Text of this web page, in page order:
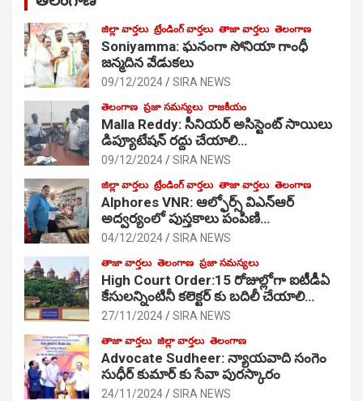
జిల్లా వార్తలు ట్రేండింగ్ వార్తలు తాజా వార్తలు తెలంగాణ
Soniyamma: ఘ‌నంగా సోనియా గాంధీ
జ‌న్మ‌దిన వేడుక‌లు
09/12/2024 SIRA NEWS
తెలంగాణ ప్రజా సమస్యలు రాజకీయం
Malla Reddy: సీనియర్ అసిస్టెంట్ సాయిలు
డిప్యూటేషన్ రద్దు చేయాలి…
09/12/2024 SIRA NEWS
జిల్లా వార్తలు ట్రేండింగ్ వార్తలు తాజా వార్తలు తెలంగాణ
Alphores VNR: ఆల్ఫోర్స్ విఎన్ఆర్
అద్వర్యంలో పుస్తకాలు పంపిణి…
04/12/2024 SIRA NEWS
తాజా వార్తలు తెలంగాణ ప్రజా సమస్యలు
High Court Order:15 రోజుల్లోగా ఐటీడీఏ
కేసులన్నింటినీ కలెక్టర్ కు బదిలీ చేయాలి…
27/11/2024 SIRA NEWS
తాజా వార్తలు జిల్లా వార్తలు తెలంగాణ
Advocate Sudheer: న్యాయవాది సంగెం
సుధీర్ కుమార్ కు సేవా పురస్కారం
24/11/2024 SIRA NEWS